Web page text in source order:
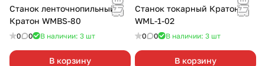
Станок ленточнопильный
Кратон WMBS-80
0 0 В наличии: 3 шт
В корзину
Станок токарный Кратон
WML-1-02
0 0 В наличии: 3 шт
В корзину